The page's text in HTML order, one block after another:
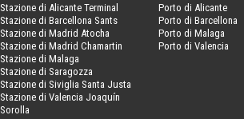
Stazione di Alicante Terminal
Stazione di Barcellona Sants
Stazione di Madrid Atocha
Stazione di Madrid Chamartin
Stazione di Malaga
Stazione di Saragozza
Stazione di Siviglia Santa Justa
Stazione di Valencia Joaquín
Sorolla
Porto di Alicante
Porto di Barcellona
Porto di Malaga
Porto di Valencia